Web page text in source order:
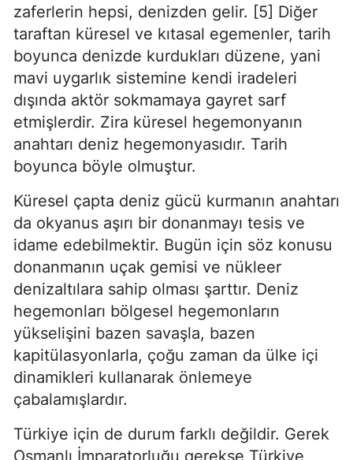
zaferlerin hepsi, denizden gelir. [5] Diğer
taraftan küresel ve kıtasal egemenler, tarih
boyunca denizde kurdukları düzene, yani
mavi uygarlık sistemine kendi iradeleri
dışında aktör sokmamaya gayret sarf
etmişlerdir. Zira küresel hegemonyanın
anahtarı deniz hegemonyasıdır. Tarih
boyunca böyle olmuştur.
Küresel çapta deniz gücü kurmanın anahtarı
da okyanus aşırı bir donanmayı tesis ve
idame edebilmektir. Bugün için söz konusu
donanmanın uçak gemisi ve nükleer
denizaltılara sahip olması şarttır. Deniz
hegemonları bölgesel hegemonların
yükselişini bazen savaşla, bazen
kapitülasyonlarla, çoğu zaman da ülke içi
dinamikleri kullanarak önlemeye
çabalamışlardır.
Türkiye için de durum farklı değildir. Gerek
Osmanlı İmparatorluğu gerekse Türkiye